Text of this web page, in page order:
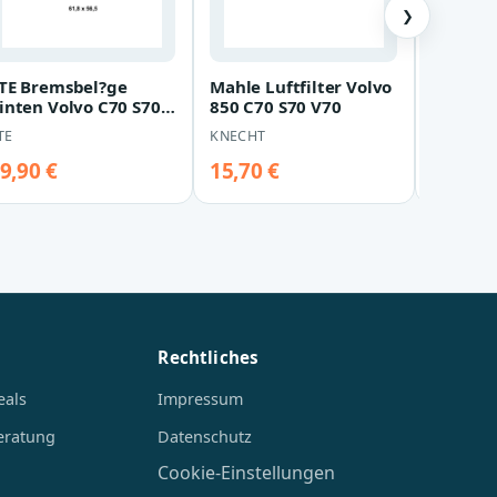
Bremsbel?ge
Volvo C70 S70
€
Mahle Luftfilter Volvo
850 C70 S70 V70
KNECHT
15,70 €
❯
Rechtliches
Impressum
Datenschutz
Cookie-Einstellungen